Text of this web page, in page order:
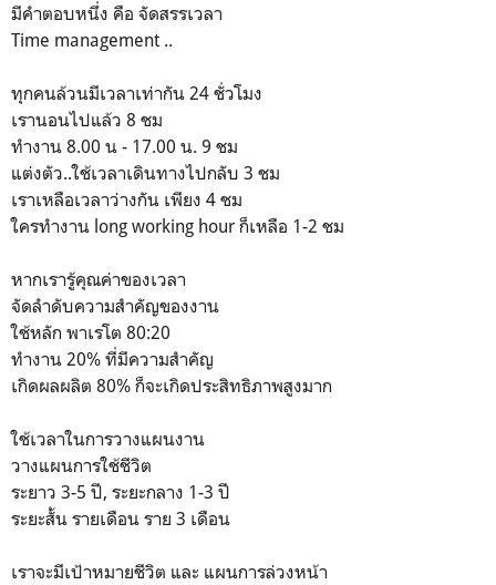
มีคำตอบหนึ่ง คือ จัดสรรเวลา
Time management ..
ทุกคนล้วนมีเวลาเท่ากัน 24 ชั่วโมง
เรานอนไปแล้ว 8 ชม
ทำงาน 8.00 น - 17.00 น. 9 ชม
แต่งตัว..ใช้เวลาเดินทางไปกลับ 3 ชม
เราเหลือเวลาว่างกัน เพียง 4 ชม
ใครทำงาน long working hour ก็เหลือ 1-2 ชม
หากเรารู้คุณค่าของเวลา
จัดลำดับความสำคัญของงาน
ใช้หลัก พาเรโต 80:20
ทำงาน 20% ที่มีความสำคัญ
เกิดผลผลิต 80% ก็จะเกิดประสิทธิภาพสูงมาก
ใช้เวลาในการวางแผนงาน
วางแผนการใช้ชีวิต
ระยาว 3-5 ปี, ระยะกลาง 1-3 ปี
ระยะสั้น รายเดือน ราย 3 เดือน
เราจะมีเป้าหมายชีวิต และ แผนการล่วงหน้า